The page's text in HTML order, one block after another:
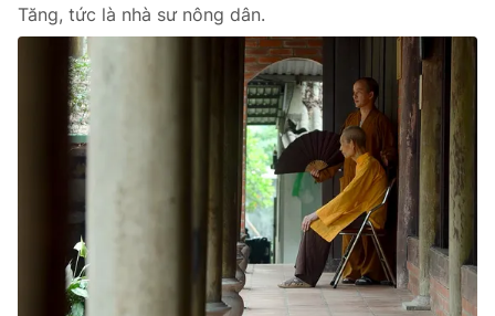
Tăng, tức là nhà sư nông dân.